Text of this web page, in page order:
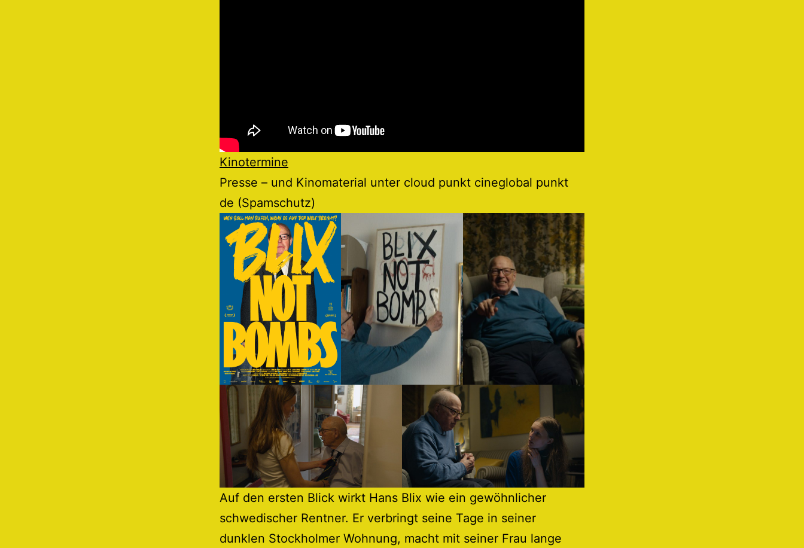
Kinotermine
Presse – und Kinomaterial unter cloud punkt cineglobal punkt
de (Spamschutz)
Auf den ersten Blick wirkt Hans Blix wie ein gewöhnlicher
schwedischer Rentner. Er verbringt seine Tage in seiner
dunklen Stockholmer Wohnung, macht mit seiner Frau lange